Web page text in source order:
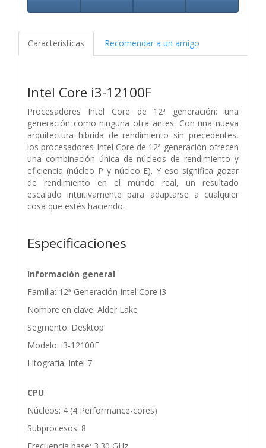
Características Recomendar a un amigo
Intel Core i3-12100F
Procesadores Intel Core de 12ª generación: una
generación como ninguna otra antes. Con una nueva
arquitectura híbrida de rendimiento sin precedentes,
los procesadores Intel Core de 12ª generación ofrecen
una combinación única de núcleos de rendimiento y
eficiencia (núcleo P y núcleo E). Y eso significa gozar
de rendimiento en el mundo real, un resultado
escalado intuitivamente para adaptarse a cualquier
cosa que estés haciendo.
Especificaciones
Información general
Familia: 12ª Generación Intel Core i3
Nombre en clave: Alder Lake
Segmento: Desktop
Modelo: i3-12100F
Litografía: Intel 7
CPU
Núcleos: 4 (4 Performance-cores)
Subprocesos: 8
Frecuencia base: 3.30 GHz